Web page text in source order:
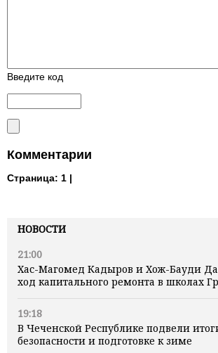
НОВОСТИ
21:00
Хас-Магомед Кадыров и Хож-Бауди
ход капитального ремонта в школах
19:18
В Чеченской Республике подвели
безопасности и подготовке к зиме
Введите код
Комментарии
Страница: 1 |